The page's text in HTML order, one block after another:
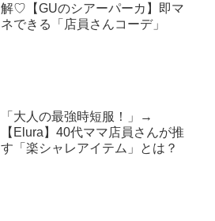
解♡【GUのシアーパーカ】即マ
ネできる「店員さんコーデ」
「大人の最強時短服！」→
【Elura】40代ママ店員さんが推
す「楽シャレアイテム」とは？